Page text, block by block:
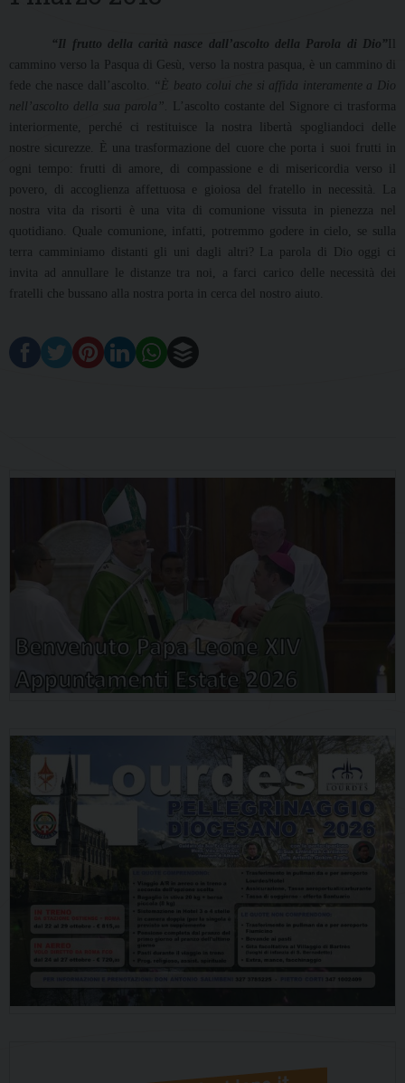
“Il frutto della carità nasce dall’ascolto della Parola di Dio”
cammino verso la Pasqua di Gesù, verso la nostra pasqua, è un cammino di
fede che nasce dall’ascolto.
“È beato colui che si affida interamente a Dio
nell’ascolto della sua parola”.
L’ascolto costante del Signore ci trasforma
interiormente, perché ci restituisce la nostra libertà spogliandoci delle
nostre sicurezze. È una trasformazione del cuore che porta i suoi frutti in
ogni tempo: frutti di amore, di compassione e di misericordia verso il
povero, di accoglienza affettuosa e gioiosa del fratello in necessità. La
nostra vita da risorti è una vita di comunione vissuta in pienezza nel
quotidiano. Quale comunione, infatti, potremmo godere in cielo, se sulla
terra camminiamo distanti gli uni dagli altri? La parola di Dio oggi ci
invita ad annullare le distanze tra noi, a farci carico delle necessità dei
fratelli che bussano alla nostra porta in cerca del nostro aiuto.